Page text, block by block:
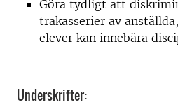
Göra tydligt att
trakasserier av
elever kan innebära
Underskrifter: